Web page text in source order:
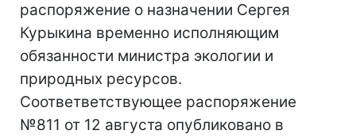
распоряжение о назначении Сергея
Курыкина временно исполняющим
обязанности министра экологии и
природных ресурсов.
Соответветствующее распоряжение
№811 от 12 августа опубликовано в